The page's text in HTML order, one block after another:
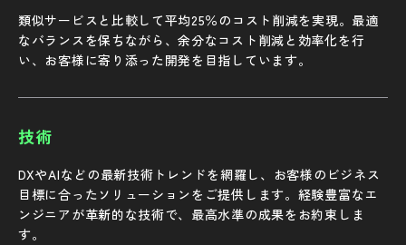
類似サービスと比較して平均25％のコスト削減を実現。最適
なバランスを保ちながら、余分なコスト削減と効率化を行
い、お客様に寄り添った開発を目指しています。
技術
DXやAIなどの最新技術トレンドを網羅し、お客様のビジネス
目標に合ったソリューションをご提供します。経験豊富なエ
ンジニアが革新的な技術で、最高水準の成果をお約束しま
す。